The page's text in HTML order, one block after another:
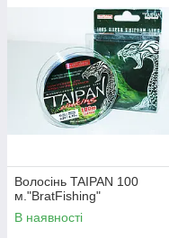
Волосінь TAIPAN 100
м."BratFishing"
В наявності